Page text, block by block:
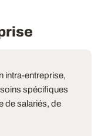
intra-entreprise,
spécifiques
de salariés, de